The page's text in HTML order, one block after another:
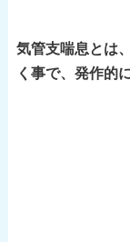
気管支喘息とは
く事で、発作的